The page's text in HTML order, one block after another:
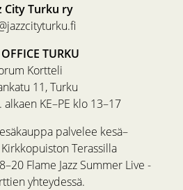
City Turku ry
TURKU
Kortteli
11, Turku
alkaen KE–PE klo 13–17
palvelee kesä–
Terassilla
Flame Jazz Summer Live -
yhteydessä.